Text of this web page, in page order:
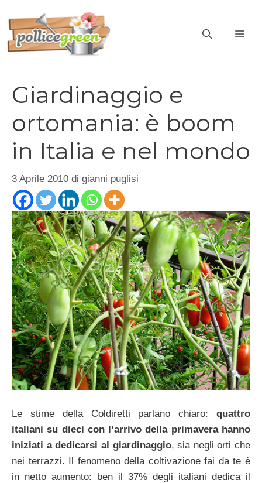
contenuto
Giardinaggio e
ortomania: è boom
in Italia e nel mondo
3 Aprile 2010 di gianni puglisi
Le stime della Coldiretti parlano chiaro: quattro
italiani su dieci con l’arrivo della primavera hanno
iniziati a dedicarsi al giardinaggio, sia negli orti che
nei terrazzi. Il fenomeno della coltivazione fai da te è
in netto aumento: ben il 37% degli italiani dedica il